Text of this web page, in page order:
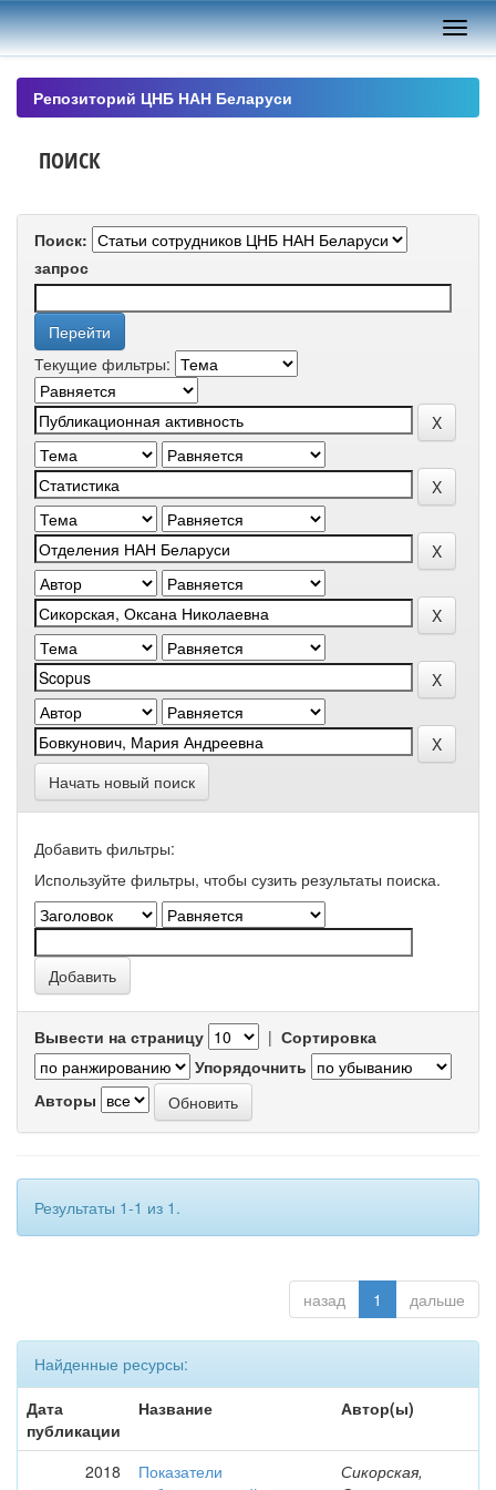
Skip
navigation
Репозиторий ЦНБ НАН Беларуси
ПОИСК
Поиск:
запрос
Текущие фильтры:
Начать новый поиск
Добавить фильтры:
Используйте фильтры, чтобы сузить результаты поиска.
Вывести на страницу | Сортировка
Упорядочнить
Авторы
Результаты 1-1 из 1.
назад 1 дальше
Найденные ресурсы:
Дата
публикации
Название Автор(ы)
2018
Показатели
Сикорская,